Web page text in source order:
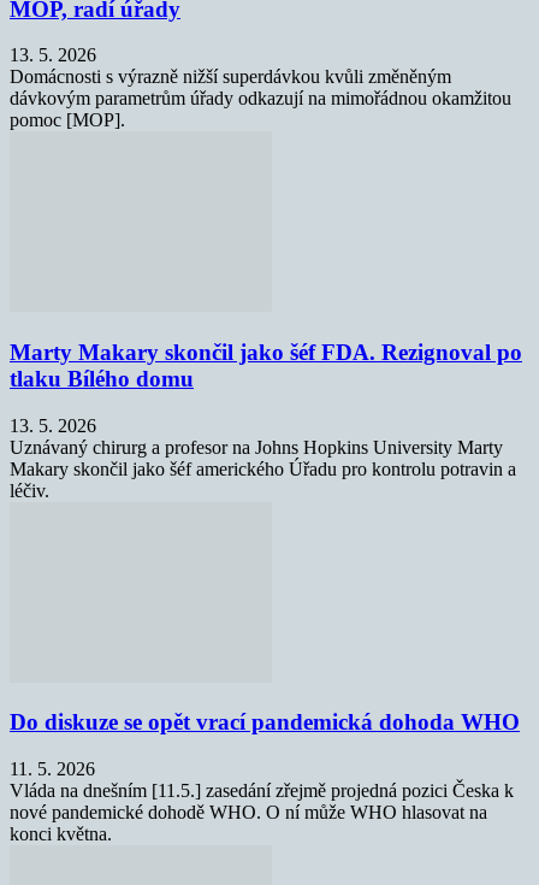
MOP, radí úřady
13. 5. 2026
Domácnosti s výrazně nižší superdávkou kvůli změněným
dávkovým parametrům úřady odkazují na mimořádnou okamžitou
pomoc [MOP].
Marty Makary skončil jako šéf FDA. Rezignoval po
tlaku Bílého domu
13. 5. 2026
Uznávaný chirurg a profesor na Johns Hopkins University Marty
Makary skončil jako šéf amerického Úřadu pro kontrolu potravin a
léčiv.
Do diskuze se opět vrací pandemická dohoda WHO
11. 5. 2026
Vláda na dnešním [11.5.] zasedání zřejmě projedná pozici Česka k
nové pandemické dohodě WHO. O ní může WHO hlasovat na
konci května.